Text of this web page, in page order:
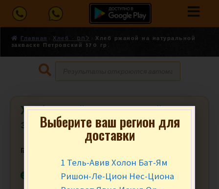
Главная Хлеб - לחם
Хлеб ржаной на натуральной
закваске Петровский 570 гр.
Хлеб ржаной на натуральной
закваске Петровский 570 гр.
₪
В наличии
Выберите ваш регион для
доставки
1 Тель-Авив Холон Бат-Ям
Ришон-Ле-Цион Нес-Циона